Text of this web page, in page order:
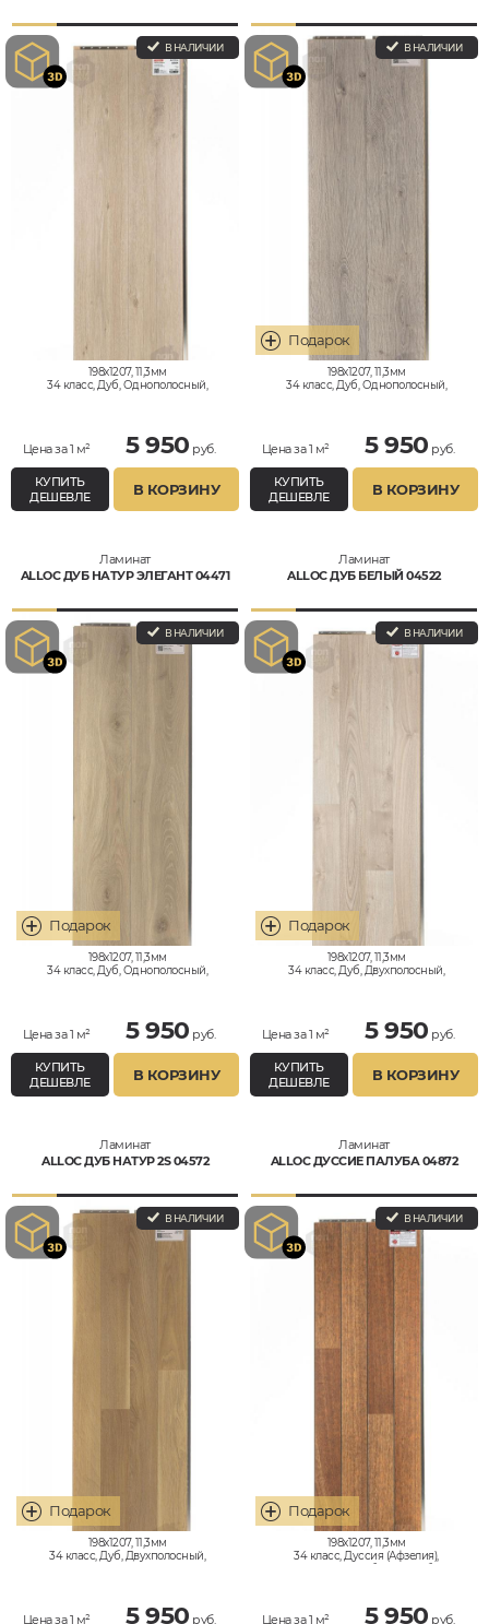
В НАЛИЧИИ
198x1207, 11,3мм
34 класс, Дуб, Однополосный,
Цена за 1 м² 5 950 руб.
КУПИТЬ
ДЕШЕВЛЕ
В КОРЗИНУ
В НАЛИЧИИ
198x1207, 11,3мм
34 класс, Дуб, Однополосный,
Цена за 1 м² 5 950 руб.
КУПИТЬ
ДЕШЕВЛЕ
В КОРЗИНУ
Ламинат
ALLOC ДУБ НАТУР ЭЛЕГАНТ 04471
В НАЛИЧИИ
198x1207, 11,3мм
34 класс, Дуб, Однополосный,
Цена за 1 м² 5 950 руб.
КУПИТЬ
ДЕШЕВЛЕ
В КОРЗИНУ
Ламинат
ALLOC ДУБ БЕЛЫЙ 04522
В НАЛИЧИИ
198x1207, 11,3мм
34 класс, Дуб, Двухполосный,
Цена за 1 м² 5 950 руб.
КУПИТЬ
ДЕШЕВЛЕ
В КОРЗИНУ
Ламинат
ALLOC ДУБ НАТУР 2S 04572
В НАЛИЧИИ
198x1207, 11,3мм
34 класс, Дуб, Двухполосный,
Цена за 1 м² 5 950 руб.
Ламинат
ALLOC ДУССИЕ ПАЛУБА 04872
В НАЛИЧИИ
198x1207, 11,3мм
34 класс, Дуссия (Афзелия),
Цена за 1 м² 5 950 руб.